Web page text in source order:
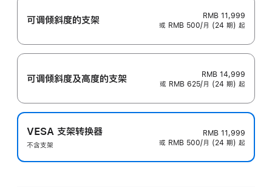
可调倾斜度的支架
RMB 11,999
或 RMB 500/月 (24 期) 起
可调倾斜度及高‍度的支‍架
RMB 14,999
或 RMB 625/月 (24 期) 起
VESA 支架转换器
不含支架
RMB 11,999
或 RMB 500/月 (24 期) 起